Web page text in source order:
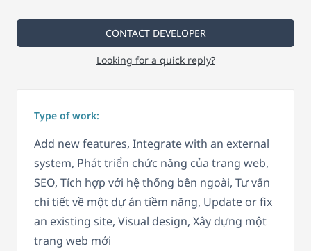
CONTACT DEVELOPER
Looking for a quick reply?
Type of work:
Add new features, Integrate with an external
system, Phát triển chức năng của trang web,
SEO, Tích hợp với hệ thống bên ngoài, Tư vấn
chi tiết về một dự án tiềm năng, Update or fix
an existing site, Visual design, Xây dựng một
trang web mới